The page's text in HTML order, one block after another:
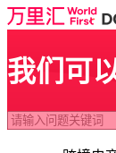
我们可